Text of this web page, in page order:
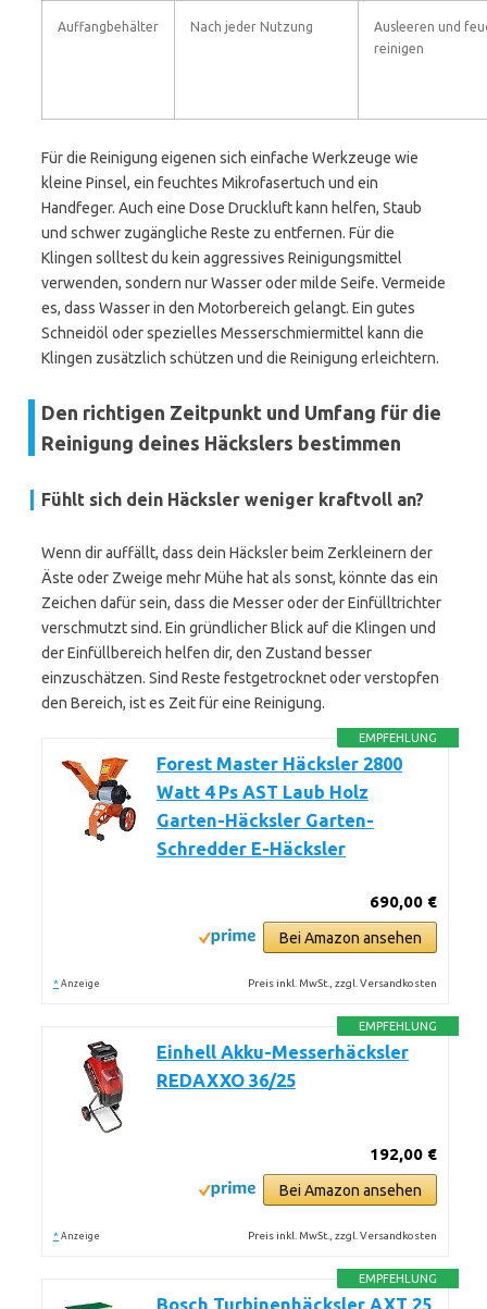
Auffangbehälter Nach jeder Nutzung
Ausleeren und
reinigen
Für die Reinigung eigenen sich einfache Werkzeuge wie
kleine Pinsel, ein feuchtes Mikrofasertuch und ein
Handfeger. Auch eine Dose Druckluft kann helfen, Staub
und schwer zugängliche Reste zu entfernen. Für die
Klingen solltest du kein aggressives Reinigungsmittel
verwenden, sondern nur Wasser oder milde Seife. Vermeide
es, dass Wasser in den Motorbereich gelangt. Ein gutes
Schneidöl oder spezielles Messerschmiermittel kann die
Klingen zusätzlich schützen und die Reinigung erleichtern.
Den richtigen Zeitpunkt und Umfang für die
Reinigung deines Häckslers bestimmen
Fühlt sich dein Häcksler weniger kraftvoll an?
Wenn dir auffällt, dass dein Häcksler beim Zerkleinern der
Äste oder Zweige mehr Mühe hat als sonst, könnte das ein
Zeichen dafür sein, dass die Messer oder der Einfülltrichter
verschmutzt sind. Ein gründlicher Blick auf die Klingen und
der Einfüllbereich helfen dir, den Zustand besser
einzuschätzen. Sind Reste festgetrocknet oder verstopfen
den Bereich, ist es Zeit für eine Reinigung.
EMPFEHLUNG
Forest Master Häcksler 2800
Watt 4 Ps AST Laub Holz
Garten-Häcksler Garten-
Schredder E-Häcksler
690,00 €
Bei Amazon ansehen
* Anzeige Preis inkl. MwSt., zzgl. Versandkosten
EMPFEHLUNG
Einhell Akku-Messerhäcksler
REDAXXO 36/25
192,00 €
Bei Amazon ansehen
* Anzeige Preis inkl. MwSt., zzgl. Versandkosten
EMPFEHLUNG
Bosch Turbinenhäcksler AXT 25